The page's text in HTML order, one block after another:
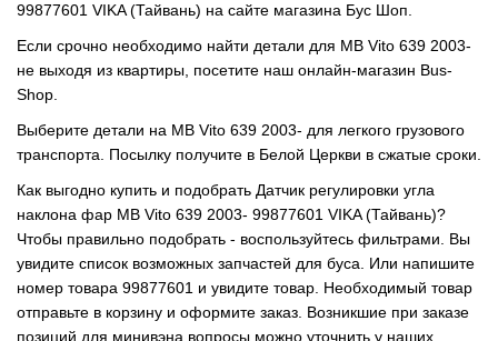
99877601 VIKA (Тайвань) на сайте магазина Бус Шоп.
Если срочно необходимо найти детали для MB Vito 639 2003-
не выходя из квартиры, посетите наш онлайн-магазин Bus-
Shop.
Выберите детали на MB Vito 639 2003- для легкого грузового
транспорта. Посылку получите в Белой Церкви в сжатые сроки.
Как выгодно купить и подобрать Датчик регулировки угла
наклона фар MB Vito 639 2003- 99877601 VIKA (Тайвань)?
Чтобы правильно подобрать - воспользуйтесь фильтрами. Вы
увидите список возможных запчастей для буса. Или напишите
номер товара 99877601 и увидите товар. Необходимый товар
отправьте в корзину и оформите заказ. Возникшие при заказе
позиций для минивэна вопросы можно уточнить у наших